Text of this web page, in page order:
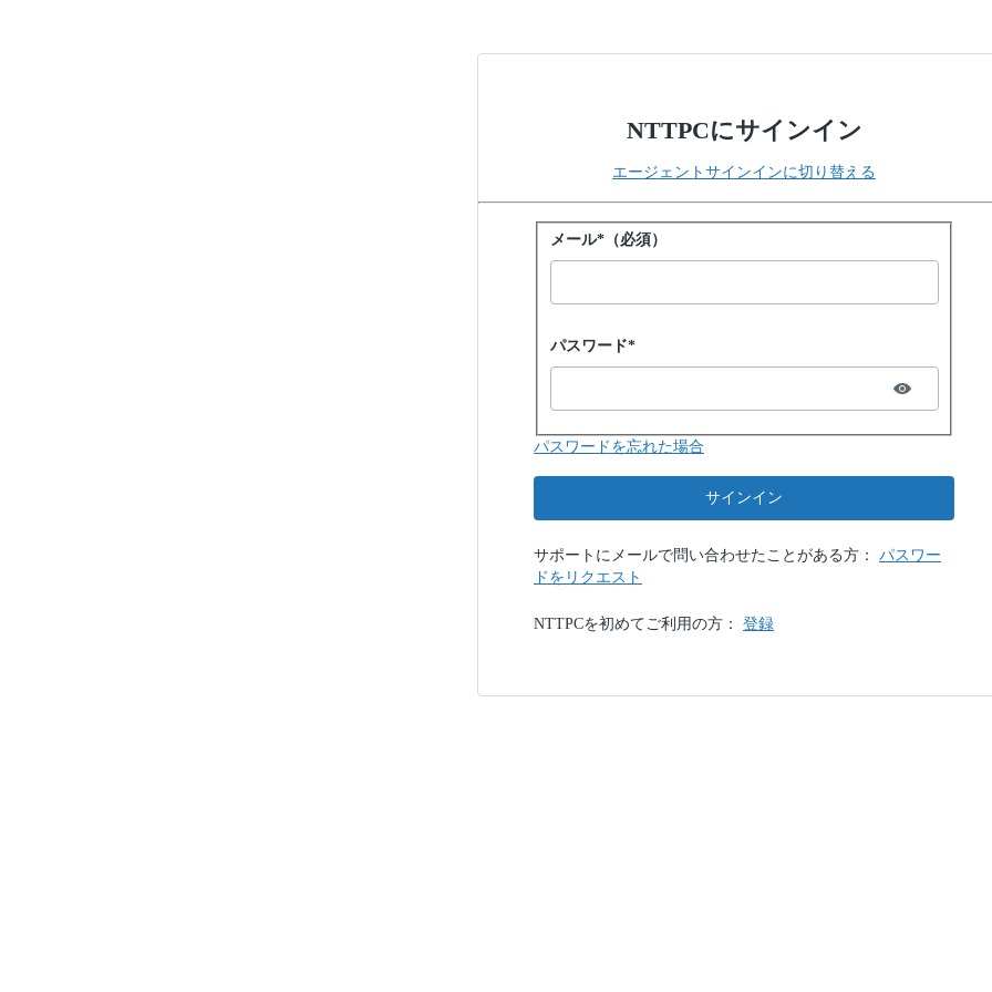
NTTPCにサインイン
エージェントサインインに切り替える
パスワードでサインイン
メール*（必須）
Password hidden
パスワード*
パスワードを忘れた場合
サインイン
サポートにメールで問い合わせたことがある方：
パスワー
ドをリクエスト
NTTPCを初めてご利用の方： 登録